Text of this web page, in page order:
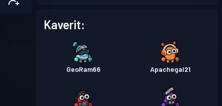
Kaverit:
GeoRam66 Apachegal21